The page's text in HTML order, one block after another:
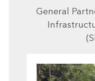
General